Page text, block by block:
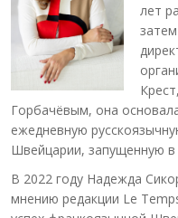
лет
Горбачёвым, она
ежедневную
Швейцарии, запущенную в
В 2022 году Надежда
мнению редакции Le